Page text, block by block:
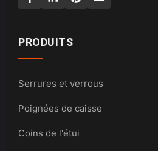
PRODUITS
Serrures et verrous
Poignées de caisse
Coins de l'étui